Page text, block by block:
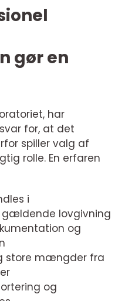
gør en
har
for, at det
spiller valg af
rolle. En erfaren
i
lovgivning
og
store mængder fra
og